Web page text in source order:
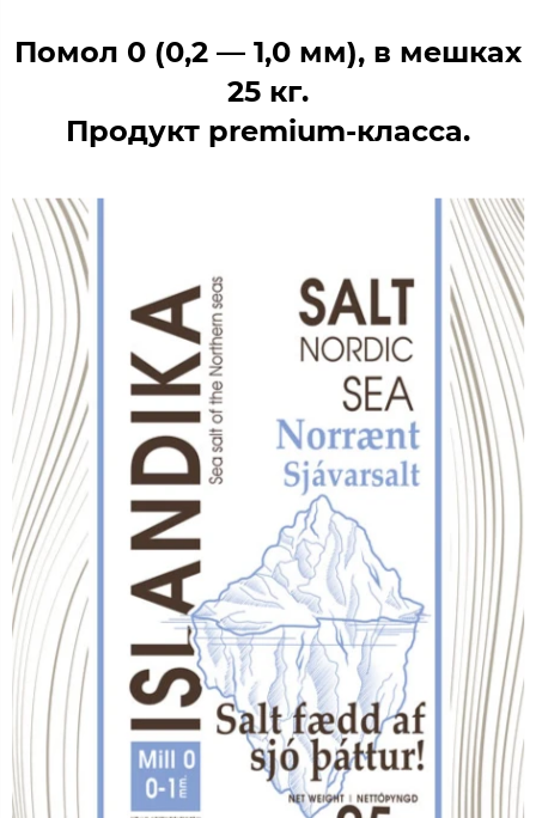
Помол 0 (0,2 — 1,0 мм), в мешках
25 кг.
Продукт premium-класса.